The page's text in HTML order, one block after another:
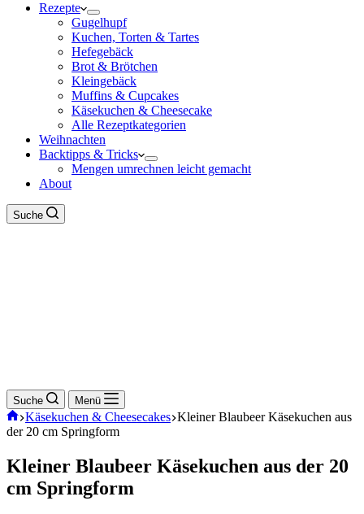
Rezepte
Gugelhupf
Kuchen, Torten & Tartes
Hefegebäck
Brot & Brötchen
Kleingebäck
Muffins & Cupcakes
Käsekuchen & Cheesecake
Alle Rezeptkategorien
Weihnachten
Backtipps & Tricks
Mengen umrechnen leicht gemacht
About
Suche
Suche Menü
Start
Käsekuchen & Cheesecakes Kleiner Blaubeer Käsekuchen aus
der 20 cm Springform
Kleiner Blaubeer Käsekuchen aus der 20
cm Springform